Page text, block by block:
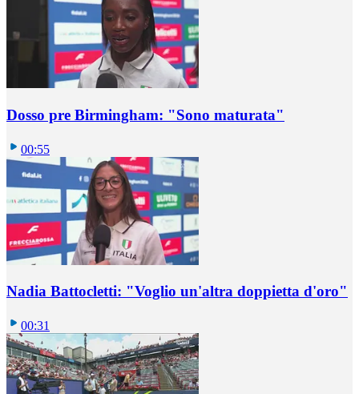
Dosso pre Birmingham: "Sono maturata"
00:55
Nadia Battocletti: "Voglio un'altra doppietta d'oro"
00:31